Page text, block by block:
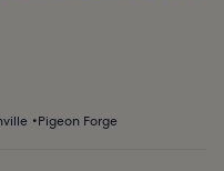
Pigeon Forge